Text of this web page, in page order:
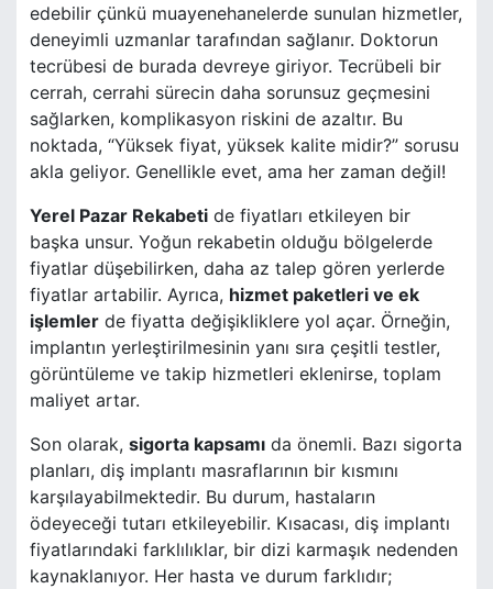
edebilir çünkü muayenehanelerde sunulan hizmetler,
deneyimli uzmanlar tarafından sağlanır. Doktorun
tecrübesi de burada devreye giriyor. Tecrübeli bir
cerrah, cerrahi sürecin daha sorunsuz geçmesini
sağlarken, komplikasyon riskini de azaltır. Bu
noktada, “Yüksek fiyat, yüksek kalite midir?” sorusu
akla geliyor. Genellikle evet, ama her zaman değil!
Yerel Pazar Rekabeti de fiyatları etkileyen bir
başka unsur. Yoğun rekabetin olduğu bölgelerde
fiyatlar düşebilirken, daha az talep gören yerlerde
fiyatlar artabilir. Ayrıca, hizmet paketleri ve ek
işlemler de fiyatta değişikliklere yol açar. Örneğin,
implantın yerleştirilmesinin yanı sıra çeşitli testler,
görüntüleme ve takip hizmetleri eklenirse, toplam
maliyet artar.
Son olarak, sigorta kapsamı da önemli. Bazı sigorta
planları, diş implantı masraflarının bir kısmını
karşılayabilmektedir. Bu durum, hastaların
ödeyeceği tutarı etkileyebilir. Kısacası, diş implantı
fiyatlarındaki farklılıklar, bir dizi karmaşık nedenden
kaynaklanıyor. Her hasta ve durum farklıdır;